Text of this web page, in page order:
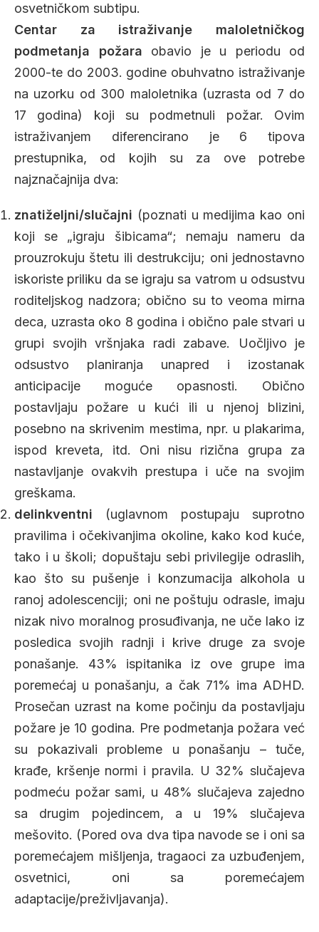
osvetničkom subtipu.
Centar za istraživanje maloletničkog
podmetanja požara obavio je u periodu od
2000-te do 2003. godine obuhvatno istraživanje
na uzorku od 300 maloletnika (uzrasta od 7 do
17 godina) koji su podmetnuli požar. Ovim
istraživanjem diferencirano je 6 tipova
prestupnika, od kojih su za ove potrebe
najznačajnija dva:
znatiželjni/slučajni (poznati u medijima kao oni
koji se „igraju šibicama“; nemaju nameru da
prouzrokuju štetu ili destrukciju; oni jednostavno
iskoriste priliku da se igraju sa vatrom u odsustvu
roditeljskog nadzora; obično su to veoma mirna
deca, uzrasta oko 8 godina i obično pale stvari u
grupi svojih vršnjaka radi zabave. Uočljivo je
odsustvo planiranja unapred i izostanak
anticipacije moguće opasnosti. Obično
postavljaju požare u kući ili u njenoj blizini,
posebno na skrivenim mestima, npr. u plakarima,
ispod kreveta, itd. Oni nisu rizična grupa za
nastavljanje ovakvih prestupa i uče na svojim
greškama.
delinkventni (uglavnom postupaju suprotno
pravilima i očekivanjima okoline, kako kod kuće,
tako i u školi; dopuštaju sebi privilegije odraslih,
kao što su pušenje i konzumacija alkohola u
ranoj adolescenciji; oni ne poštuju odrasle, imaju
nizak nivo moralnog prosuđivanja, ne uče lako iz
posledica svojih radnji i krive druge za svoje
ponašanje. 43% ispitanika iz ove grupe ima
poremećaj u ponašanju, a čak 71% ima ADHD.
Prosečan uzrast na kome počinju da postavljaju
požare je 10 godina. Pre podmetanja požara već
su pokazivali probleme u ponašanju – tuče,
krađe, kršenje normi i pravila. U 32% slučajeva
podmeću požar sami, u 48% slučajeva zajedno
sa drugim pojedincem, a u 19% slučajeva
mešovito. (Pored ova dva tipa navode se i oni sa
poremećajem mišljenja, tragaoci za uzbuđenjem,
osvetnici, oni sa poremećajem
adaptacije/preživljavanja).